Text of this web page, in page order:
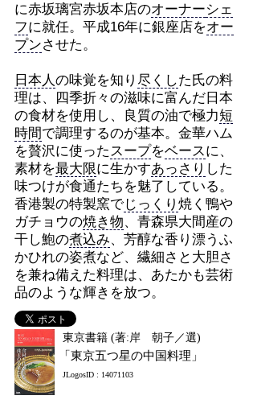
に赤坂璃宮赤坂本店のオーナーシェ
フに就任。平成16年に銀座店をオー
プンさせた。
日本人 の味覚を知り 尽くした氏の料
理は、四季折々の滋味に富んだ日本
の食材を使用し、良質の油で極力短
時間で調理するのが基本。金華ハム
を贅沢に使った スープをベース に、
素材を最大限に生かすあっさり した
味つけが食通たちを魅了している。
香港製の特製窯でじっくり 焼く鴨や
ガチョウの焼き物、青森県大間産の
干し鮑の煮込み、芳醇な香り漂うふ
かひれの姿煮など、繊細さと大胆さ
を兼ね備えた料理は、あたかも芸術
品のような輝きを放つ。
東京書籍 (著:岸 朝子／選)
「東京五つ星の中国料理」
JLogosID : 14071103